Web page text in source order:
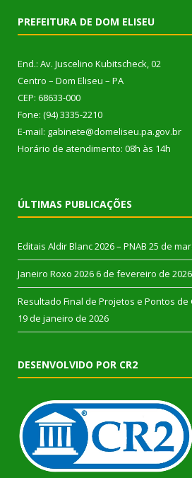
PREFEITURA DE DOM ELISEU
End.: Av. Juscelino Kubitscheck, 02
Centro – Dom Eliseu – PA
CEP: 68633-000
Fone: (94) 3335-2210
E-mail: gabinete@domeliseu.pa.gov.br
Horário de atendimento: 08h às 14h
ÚLTIMAS PUBLICAÇÕES
Editais Aldir Blanc 2026 – PNAB 25 de
Janeiro Roxo 2026 6 de fevereiro de 2026
Resultado Final de Projetos e Pontos de
19 de janeiro de 2026
DESENVOLVIDO POR CR2